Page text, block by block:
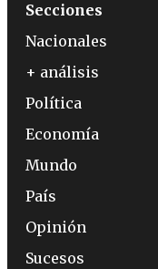
Secciones
Nacionales
+ análisis
Política
Economía
Mundo
País
Opinión
Sucesos